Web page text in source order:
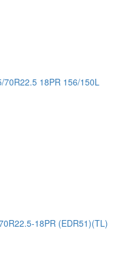
70R22.5 18PR 156/150L
18PR (EDR51)(TL)